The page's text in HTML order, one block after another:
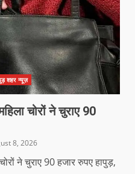
शहर न्यूज़
चोरों ने चुराए 90
8, 2026
ने चुराए 90 हजार रुपए हापुड़,